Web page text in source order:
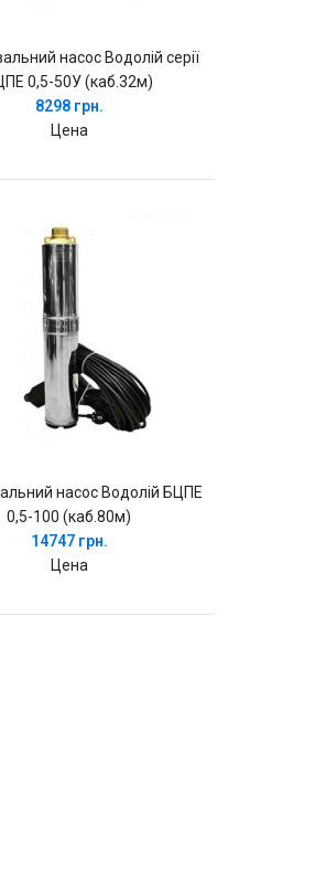
насос Водолій серії
0,5-50У (каб.32м)
8298 грн.
Цена
насос Водолій БЦПЕ
0,5-100 (каб.80м)
14747 грн.
Цена